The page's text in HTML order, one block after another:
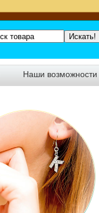
Наши возможности